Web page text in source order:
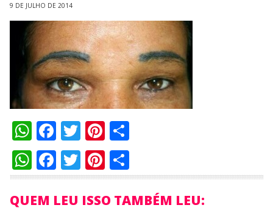
9 DE JULHO DE 2014
WhatsApp
Facebook
Twitter
Pinterest
Compartilhar
WhatsApp
Facebook
Twitter
Pinterest
Compartilhar
QUEM LEU ISSO TAMBÉM LEU: